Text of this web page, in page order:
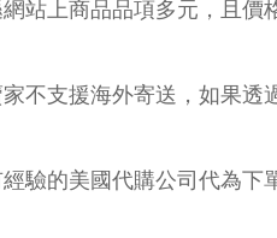
站上商品品項多元，且
不支援海外寄送，如果透
驗的美國代購公司代為